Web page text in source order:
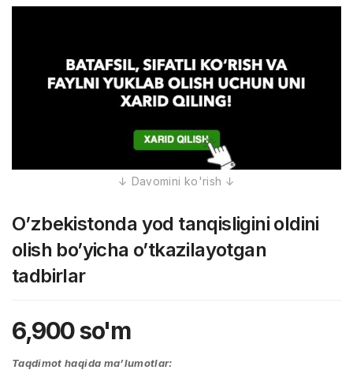
O’zbekistonda yod tanqisligini oldini
olish bo’yicha o’tkazilayotgan
tadbirlar
6,900so'm
Taqdimot haqida ma’lumotlar: